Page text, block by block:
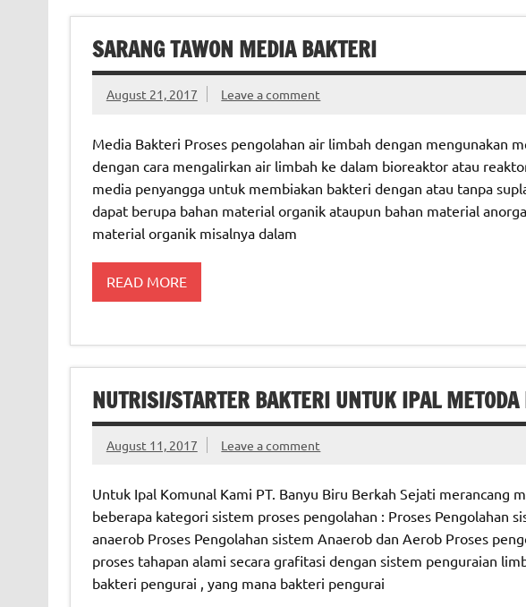
SARANG TAWON MEDIA BAKTERI
August 21, 2017 Leave a comment
Media Bakteri Proses pengolahan air limbah dengan mengunakan
dengan cara mengalirkan air limbah ke dalam bioreaktor atau
media penyangga untuk membiakan bakteri dengan atau tanpa
dapat berupa bahan material organik ataupun bahan material
material organik misalnya dalam
READ MORE
NUTRISI/STARTER BAKTERI UNTUK IPAL METODA
August 11, 2017 Leave a comment
Untuk Ipal Komunal Kami PT. Banyu Biru Berkah Sejati merancang
beberapa kategori sistem proses pengolahan : Proses Pengolahan
anaerob Proses Pengolahan sistem Anaerob dan Aerob Proses
proses tahapan alami secara grafitasi dengan sistem penguraian
bakteri pengurai , yang mana bakteri pengurai